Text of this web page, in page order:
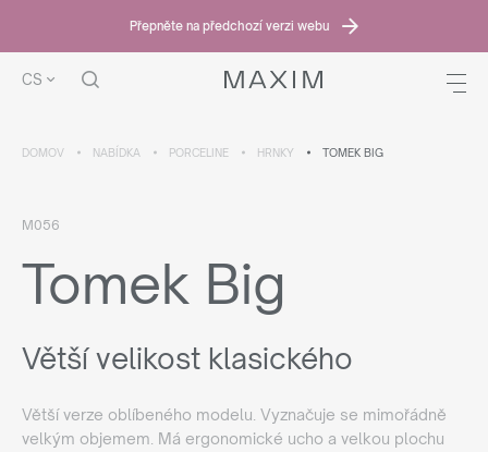
Přepněte na předchozí verzi webu
CS
DOMOV NABÍDKA PORCELINE HRNKY TOMEK BIG
M056
Tomek Big
Větší velikost klasického
Větší verze oblíbeného modelu. Vyznačuje se mimořádně
velkým objemem. Má ergonomické ucho a velkou plochu